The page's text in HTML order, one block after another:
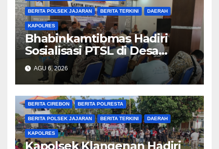
BERITA POLSEK JAJARAN BERITA TERKINI DAERAH
KAPOLRES
Bhabinkamtibmas Hadiri
Sosialisasi PTSL di Desa
Bodelor, Edukasi Kamtibmas
dan Layanan 110 Turut
Disampaikan kepada Warga
AGU 6, 2026
BERITA CIREBON BERITA POLRESTA
BERITA POLSEK JAJARAN BERITA TERKINI DAERAH
KAPOLRES
Kapolsek Klangenan Hadiri